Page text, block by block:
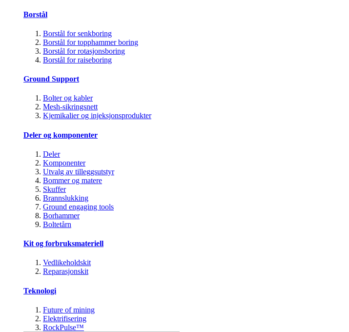
Borstål
Borstål for senkboring
Borstål for topphammer boring
Borstål for rotasjonsboring
Borstål for raiseboring
Ground Support
Bolter og kabler
Mesh-sikringsnett
Kjemikalier og injeksjonsprodukter
Deler og komponenter
Deler
Komponenter
Utvalg av tilleggsutstyr
Bommer og matere
Skuffer
Brannslukking
Ground engaging tools
Borhammer
Boltetårn
Kit og forbruksmateriell
Vedlikeholdskit
Reparasjonskit
Teknologi
Future of mining
Elektrifisering
RockPulse™